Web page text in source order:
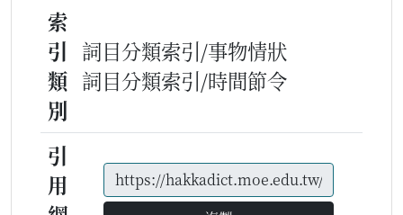
索
引
類
別
詞目分類索引/事物情狀
詞目分類索引/時間節令
引
用